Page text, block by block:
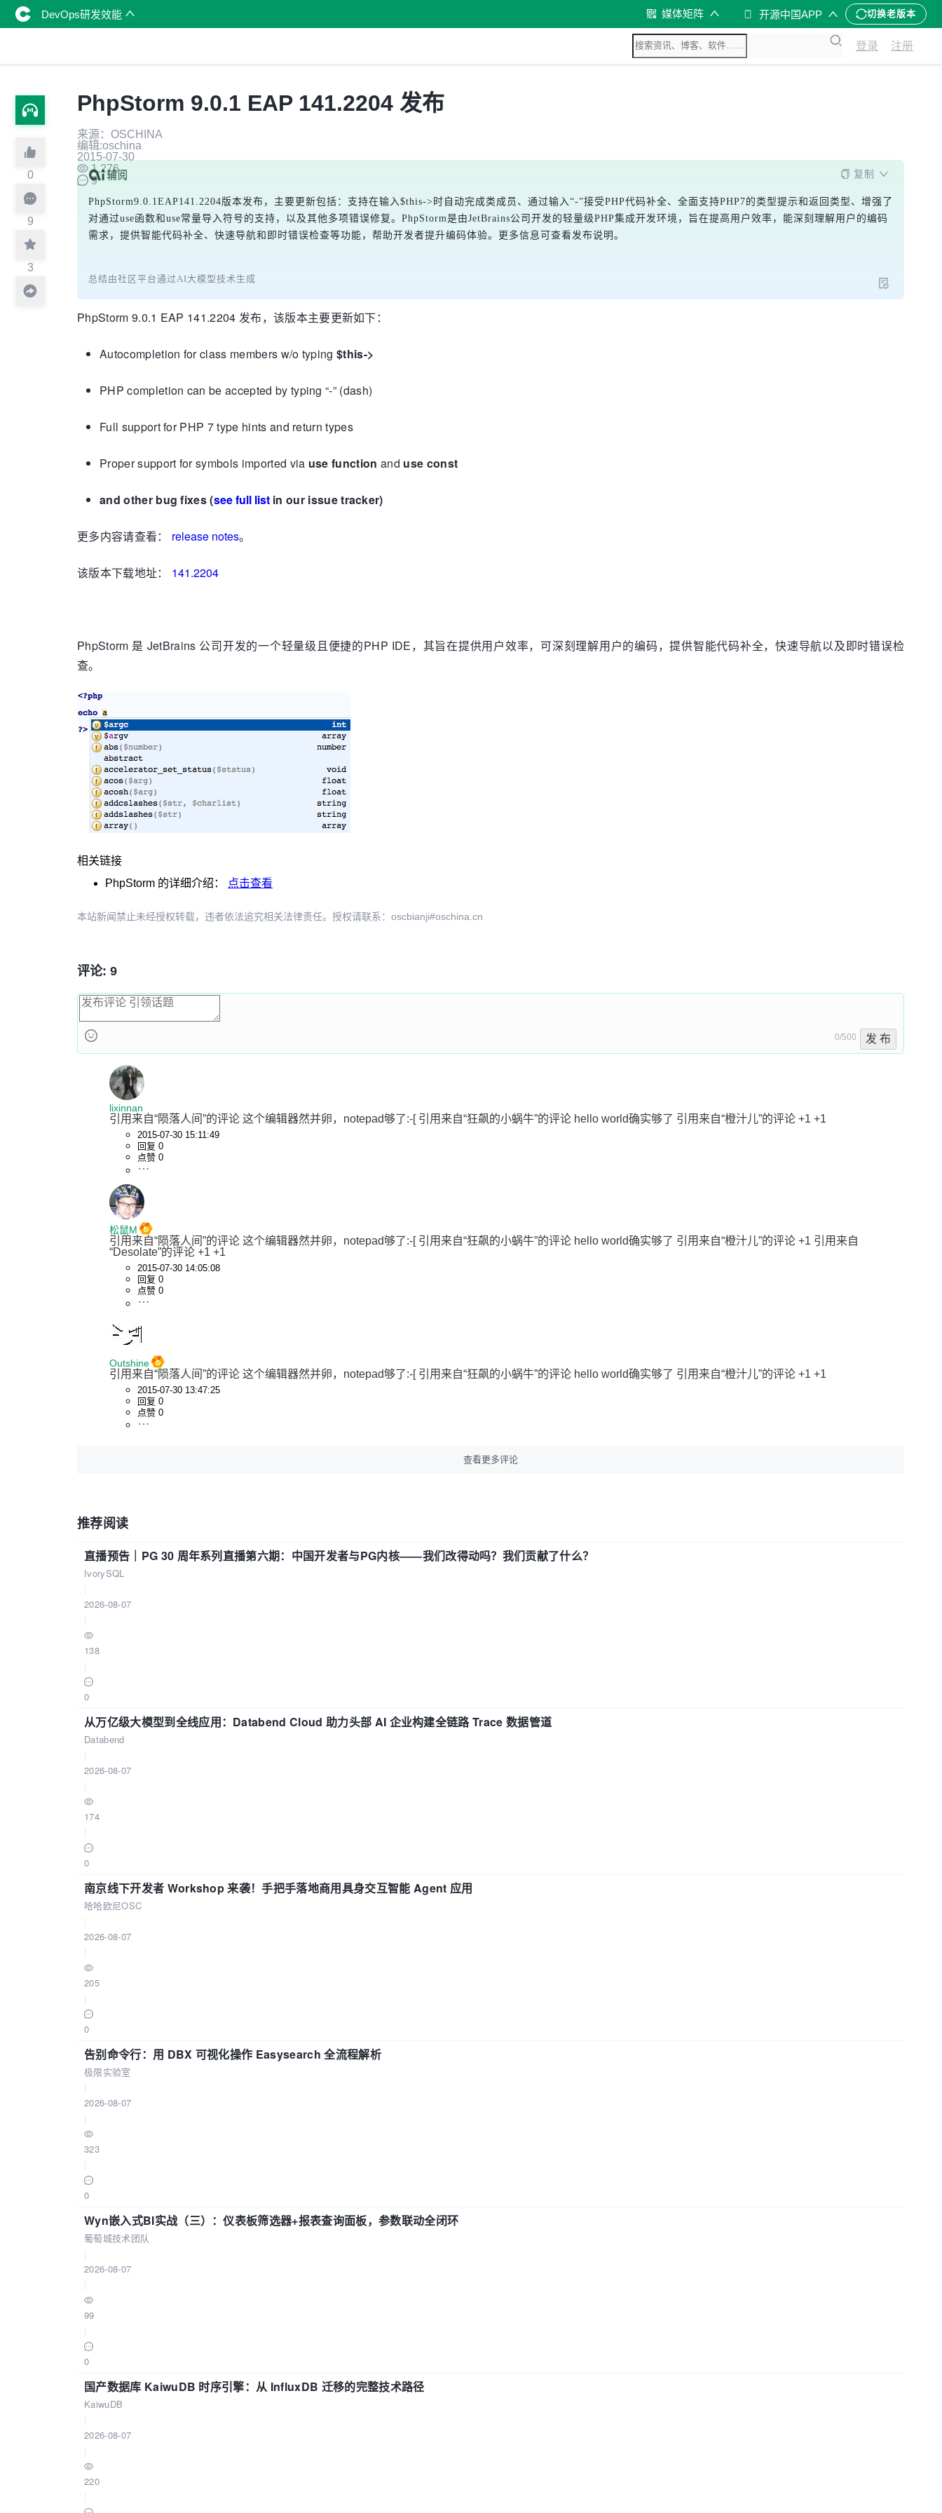
DevOps研发效能 媒体矩阵 开源中国APP 切换老版本
登录 注册
0
9
3
PhpStorm 9.0.1 EAP 141.2204 发布
来源：OSCHINA
编辑:oschina
2015-07-30
1,276
9
复制
PhpStorm9.0.1EAP141.2204版本发布，主要更新包括：支持在输入$this->时自动完成类成员、通过输入“-”接受PHP代码补全、全面支持PHP7的类型提示和返回类型、增强了
对通过use函数和use常量导入符号的支持，以及其他多项错误修复。PhpStorm是由JetBrains公司开发的轻量级PHP集成开发环境，旨在提高用户效率，能深刻理解用户的编码
需求，提供智能代码补全、快速导航和即时错误检查等功能，帮助开发者提升编码体验。更多信息可查看发布说明。
总结由社区平台通过AI大模型技术生成
PhpStorm 9.0.1 EAP 141.2204 发布，该版本主要更新如下：
Autocompletion for class members w/o typing$this->
PHP completion can be accepted by typing “-” (dash)
Full support for PHP 7 type hints and return types
Proper support for symbols imported via use function and use const
and other bug fixes (see full listin our issue tracker)
更多内容请查看： release notes。
该版本下载地址： 141.2204
PhpStorm 是 JetBrains 公司开发的一个轻量级且便捷的PHP IDE，其旨在提供用户效率，可深刻理解用户的编码，提供智能代码补全，快速导航以及即时错误检
查。
相关链接
PhpStorm 的详细介绍： 点击查看
本站新闻禁止未经授权转载，违者依法追究相关法律责任。授权请联系：oscbianji#oschina.cn
评论: 9
0/500 发 布
lixinnan
引用来自“陨落人间”的评论 这个编辑器然并卵，notepad够了:-[ 引用来自“狂飙的小蜗牛”的评论 hello world确实够了 引用来自“橙汁儿”的评论 +1 +1
2015-07-30 15:11:49
回复 0
点赞 0
松鼠M
引用来自“陨落人间”的评论 这个编辑器然并卵，notepad够了:-[ 引用来自“狂飙的小蜗牛”的评论 hello world确实够了 引用来自“橙汁儿”的评论 +1 引用来自
“Desolate”的评论 +1 +1
2015-07-30 14:05:08
回复 0
点赞 0
Outshine
引用来自“陨落人间”的评论 这个编辑器然并卵，notepad够了:-[ 引用来自“狂飙的小蜗牛”的评论 hello world确实够了 引用来自“橙汁儿”的评论 +1 +1
2015-07-30 13:47:25
回复 0
点赞 0
查看更多评论
推荐阅读
直播预告｜PG 30 周年系列直播第六期：中国开发者与PG内核——我们改得动吗？我们贡献了什么？
IvorySQL
2026-08-07
138
0
从万亿级大模型到全线应用：Databend Cloud 助力头部 AI 企业构建全链路 Trace 数据管道
Databend
2026-08-07
174
0
南京线下开发者 Workshop 来袭！手把手落地商用具身交互智能 Agent 应用
哈哈欧尼OSC
2026-08-07
205
0
告别命令行：用 DBX 可视化操作 Easysearch 全流程解析
极限实验室
2026-08-07
323
0
Wyn嵌入式BI实战（三）：仪表板筛选器+报表查询面板，参数联动全闭环
葡萄城技术团队
2026-08-07
99
0
国产数据库 KaiwuDB 时序引擎：从 InfluxDB 迁移的完整技术路径
KaiwuDB
2026-08-07
220